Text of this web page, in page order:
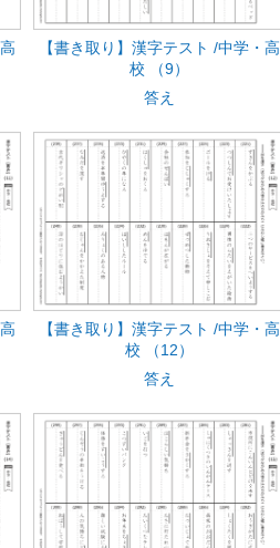
【書き取り】漢字テスト /中学・高
校 （9）
答え
【書き取り】漢字テスト /中学・高
校 （12）
答え